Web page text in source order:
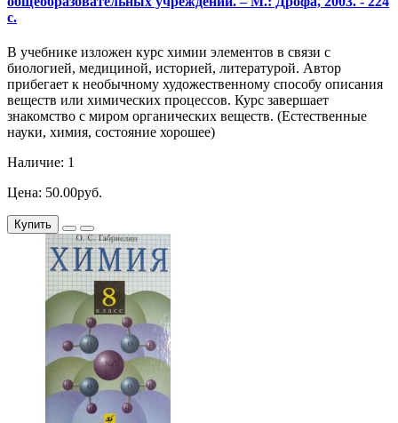
с.
В учебнике изложен курс химии элементов в связи с
биологией, медициной, историей, литературой. Автор
прибегает к необычному художественному способу описания
веществ или химических процессов. Курс завершает
знакомство с миром органических веществ. (Естественные
науки, химия, состояние хорошее)
Наличие: 1
Цена: 50.00руб.
Купить